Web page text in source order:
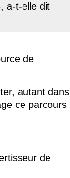
a-t-elle dit
de
autant dans
ce parcours
de